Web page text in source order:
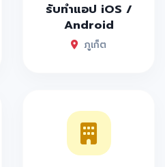
รับทำแอป iOS /
Android
ภูเก็ต